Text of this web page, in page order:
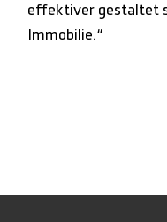
effektiver gestaltet
Immobilie.“